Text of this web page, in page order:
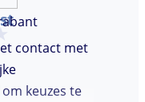
contact met
keuzes te